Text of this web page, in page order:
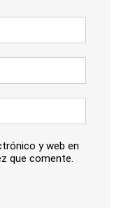
y web en
que comente.